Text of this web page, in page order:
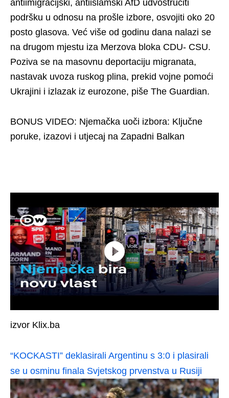
antiimigracijski, antiislamski AfD udvostručiti
podršku u odnosu na prošle izbore, osvojiti oko 20
posto glasova. Već više od godinu dana nalazi se
na drugom mjestu iza Merzova bloka CDU- CSU.
Poziva se na masovnu deportaciju migranata,
nastavak uvoza ruskog plina, prekid vojne pomoći
Ukrajini i izlazak iz eurozone, piše The Guardian.
BONUS VIDEO: Njemačka uoči izbora: Ključne
poruke, izazovi i utjecaj na Zapadni Balkan
izvor Klix.ba
“KOCKASTI” deklasirali Argentinu s 3:0 i plasirali
se u osminu finala Svjetskog prvenstva u Rusiji